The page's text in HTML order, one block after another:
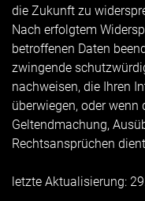
die Zukunft zu
Nach erfolgtem
betroffenen Daten
zwingende
nachweisen, die Ihren
überwiegen, oder wenn
Geltendmachung,
Rechtsansprüchen
letzte Aktualisierung: